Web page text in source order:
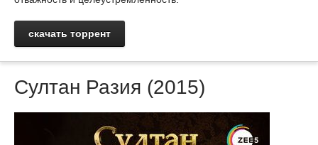
скачать торрент
Султан Разия (2015)